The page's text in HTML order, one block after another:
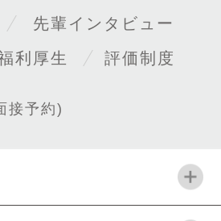
先輩インタビュー
利厚生
評価制度
接予約)